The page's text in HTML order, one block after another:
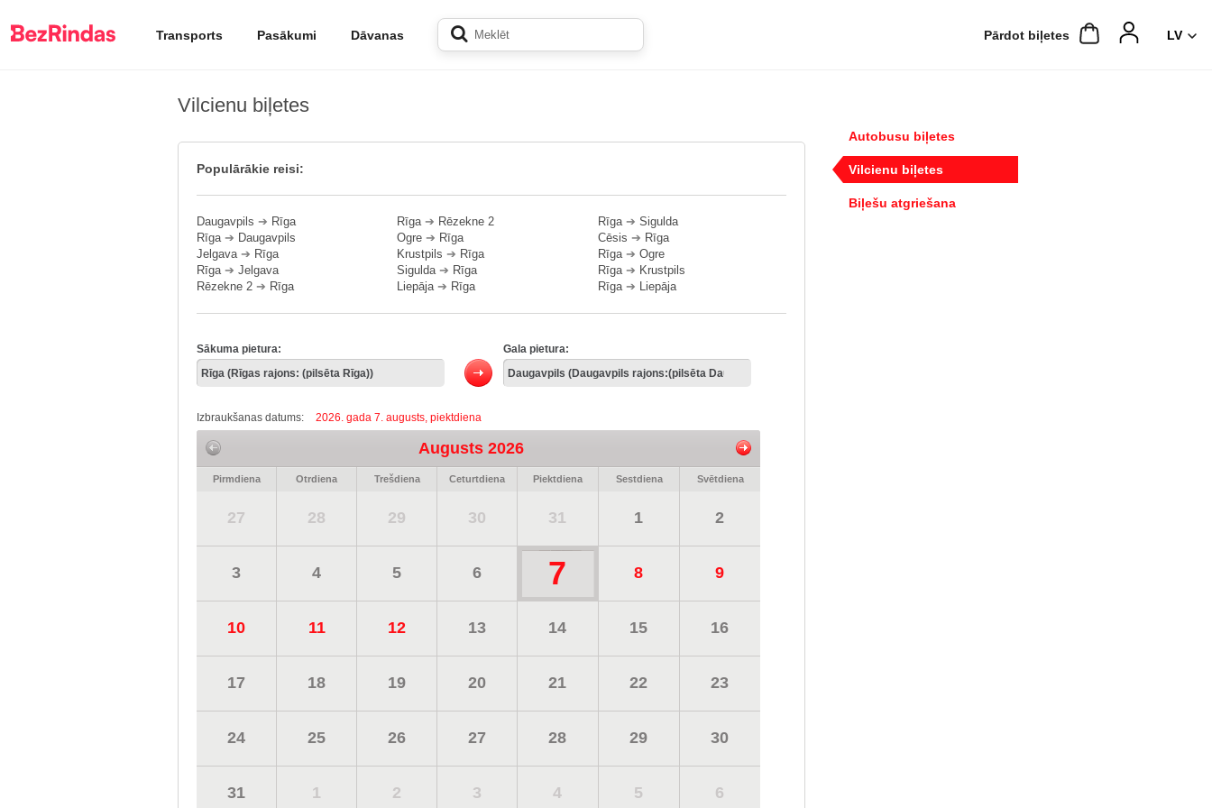
Transports Pasākumi Dāvanas Pārdot biļetes
Vilcienu biļetes
Populārākie reisi:
Daugavpils ➔ Rīga
Rīga➔ Daugavpils
Jelgava➔ Rīga
Rīga➔ Jelgava
Rēzekne 2 ➔ Rīga
Rīga➔ Rēzekne 2
Ogre ➔ Rīga
Krustpils ➔ Rīga
Sigulda➔ Rīga
Liepāja➔ Rīga
Rīga➔ Sigulda
Cēsis ➔ Rīga
Rīga➔ Ogre
Rīga➔ Krustpils
Rīga➔ Liepāja
Sākuma pietura: Gala pietura:
Izbraukšanas datums: 2026. gada 7. augusts, piektdiena
Augusts 2026
Pirmdiena Otrdiena Trešdiena Ceturtdiena Piektdiena Sestdiena Svētdiena
27 28 29 30 31 1 2
3 4 5 6 7 8 9
10 11 12 13 14 15 16
17 18 19 20 21 22 23
24 25 26 27 28 29 30
31 1 2 3 4 5 6
Autobusu biļetes
Vilcienu biļetes
Biļešu atgriešana